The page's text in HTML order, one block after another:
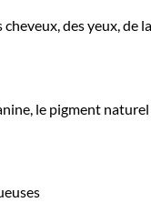
des yeux, de
le pigment naturel